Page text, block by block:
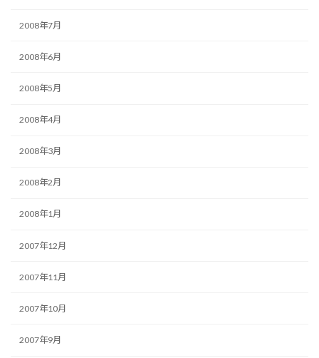
2008年7月
2008年6月
2008年5月
2008年4月
2008年3月
2008年2月
2008年1月
2007年12月
2007年11月
2007年10月
2007年9月